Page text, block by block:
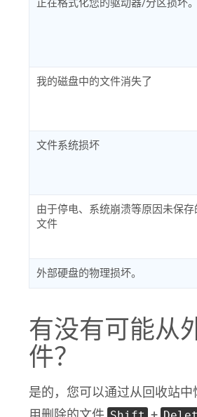
正在格式化您的驱动器/分区损坏。
我的磁盘中的文件消失了
文件系统损坏
由于停电、系统崩溃等原因未保存
文件
外部硬盘的物理损坏。
有没有可能从
件？
是的，您可以通过从回收站